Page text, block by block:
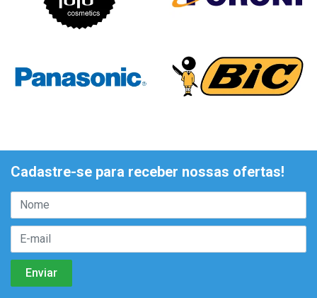
Cadastre-se para receber nossas ofertas!